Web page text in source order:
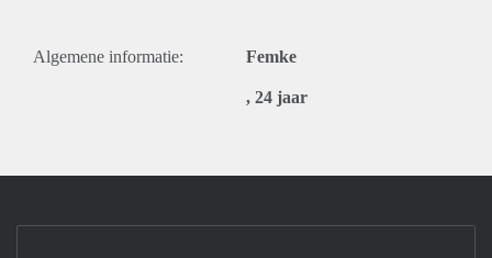
Algemene informatie: Femke
, 24 jaar